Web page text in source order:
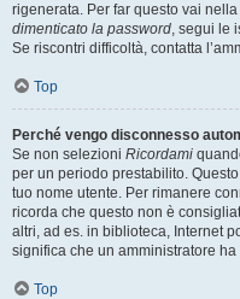
rigenerata. Per far questo vai
dimenticato la password, segui le
Se riscontri difficoltà, contatta
Top
Perché vengo disconnesso
Se non selezioni Ricordami
per un periodo prestabilito.
tuo nome utente. Per rimanere
ricorda che questo non è
altri, ad es. in biblioteca, Internet
significa che un amministratore
Top